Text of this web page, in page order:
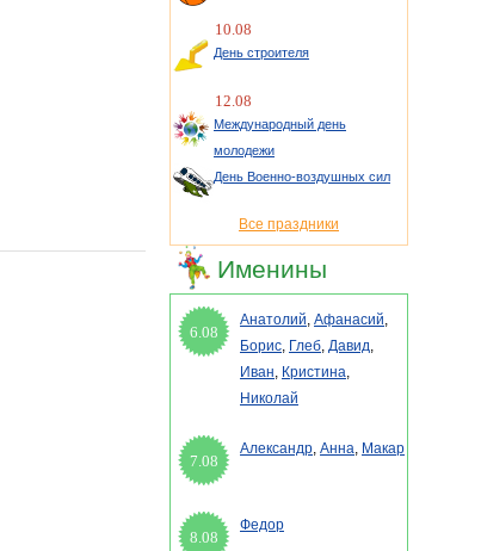
10.08
День строителя
12.08
Международный день
молодежи
День Военно-воздушных сил
Все праздники
Именины
6.08
Анатолий, Афанасий,
Борис, Глеб, Давид,
Иван, Кристина,
Николай
7.08
Александр, Анна, Макар
8.08
Федор